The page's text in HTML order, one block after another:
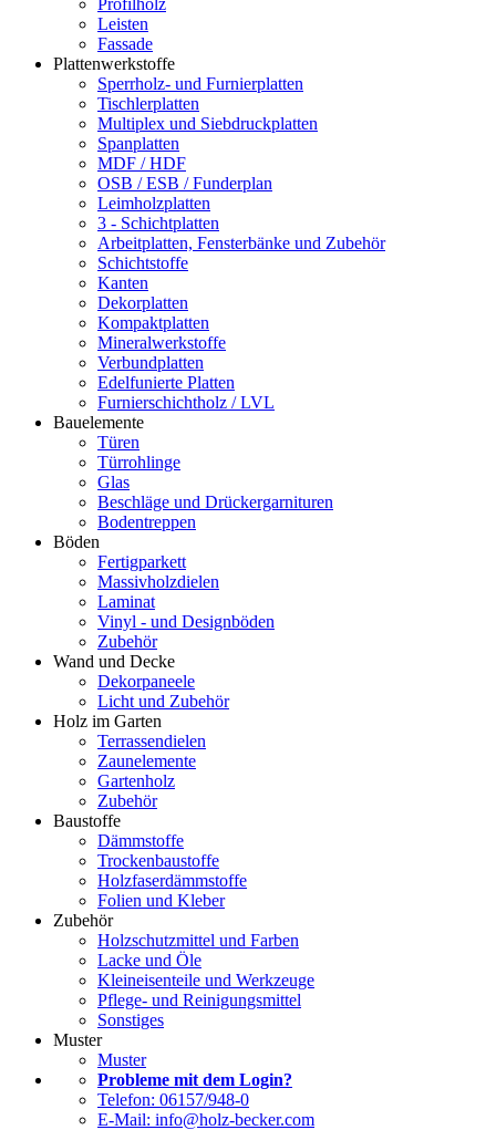
Profilholz
Leisten
Fassade
Plattenwerkstoffe
Sperrholz- und Furnierplatten
Tischlerplatten
Multiplex und Siebdruckplatten
Spanplatten
MDF / HDF
OSB / ESB / Funderplan
Leimholzplatten
3 - Schichtplatten
Arbeitplatten, Fensterbänke und Zubehör
Schichtstoffe
Kanten
Dekorplatten
Kompaktplatten
Mineralwerkstoffe
Verbundplatten
Edelfunierte Platten
Furnierschichtholz / LVL
Bauelemente
Türen
Türrohlinge
Glas
Beschläge und Drückergarnituren
Bodentreppen
Böden
Fertigparkett
Massivholzdielen
Laminat
Vinyl - und Designböden
Zubehör
Wand und Decke
Dekorpaneele
Licht und Zubehör
Holz im Garten
Terrassendielen
Zaunelemente
Gartenholz
Zubehör
Baustoffe
Dämmstoffe
Trockenbaustoffe
Holzfaserdämmstoffe
Folien und Kleber
Zubehör
Holzschutzmittel und Farben
Lacke und Öle
Kleineisenteile und Werkzeuge
Pflege- und Reinigungsmittel
Sonstiges
Muster
Muster
Probleme mit dem Login?
Telefon: 06157/948-0
E-Mail: info@holz-becker.com